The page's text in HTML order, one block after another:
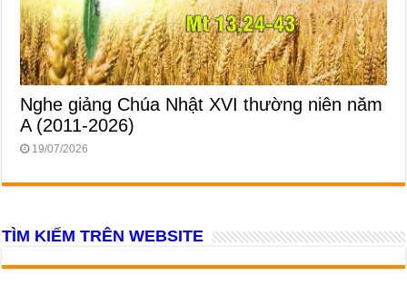
Nghe giảng Chúa Nhật XVI thường niên năm
A (2011-2026)
19/07/2026
TÌM KIẾM TRÊN WEBSITE